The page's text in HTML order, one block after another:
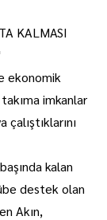
KALMASI
ekonomik
imkanlar
kalan
destek olan
Akın,